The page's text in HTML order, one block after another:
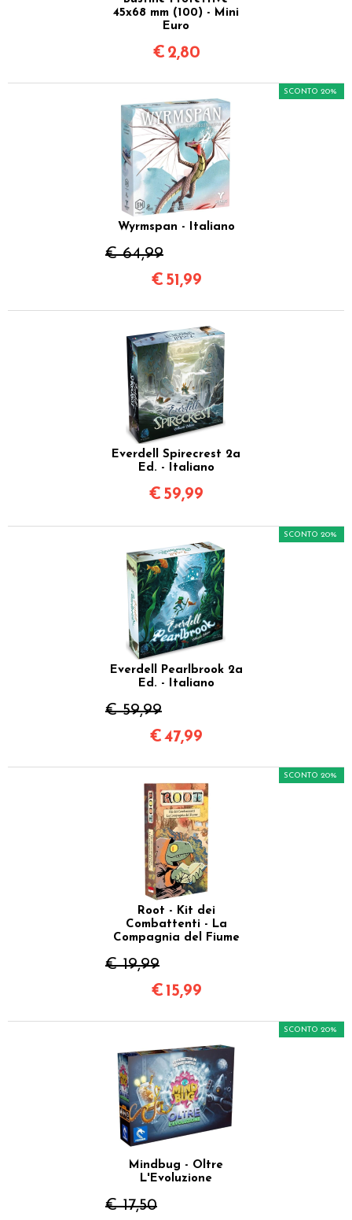
45x68 mm (100) - Mini
Euro
€ 2,80
Wyrmspan - Italiano
€ 64,99
SCONTO 20%
€ 51,99
Everdell Spirecrest 2a
Ed. - Italiano
€ 59,99
Everdell Pearlbrook 2a
Ed. - Italiano
€ 59,99
SCONTO 20%
€47,99
Root - Kit dei
Combattenti - La
Compagnia del Fiume
€ 19,99
SCONTO 20%
€ 15,99
Mindbug - Oltre
L'Evoluzione
€ 17,50
SCONTO 20%